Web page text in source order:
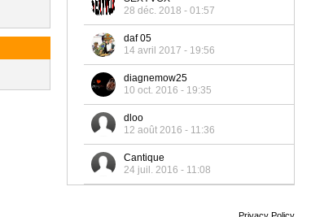
28 déc. 2018 - 01:57
daf 05
14 avril 2017 - 19:56
diagnemow25
10 oct. 2016 - 19:35
dloo
12 août 2016 - 11:36
Cantique
24 juil. 2016 - 11:08